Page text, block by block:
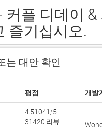
플 디데이 &
즐기십시오.
는 대안 확인
평점 개발
4.51041/5
31420 리뷰